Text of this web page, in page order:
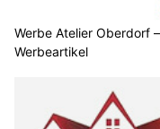
Werbe Atelier Oberdorf
Werbeartikel